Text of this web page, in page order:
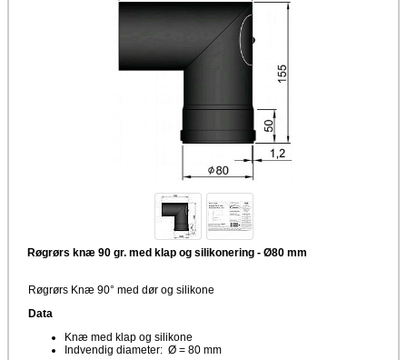
Røgrørs knæ 90 gr. med klap og silikonering - Ø80 mm
Røgrørs Knæ 90° med dør og silikone
Data
Knæ med klap og silikone
Indvendig diameter: Ø = 80 mm